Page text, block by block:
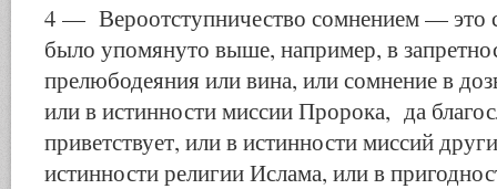
4 — Вероотступничество сомнением — это
было упомянуто выше, например, в
прелюбодеяния или вина, или сомнение в
или в истинности миссии Пророка, да
приветствует, или в истинности миссий
истинности религии Ислама, или в